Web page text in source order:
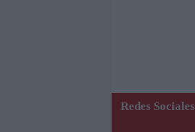
Redes Sociales